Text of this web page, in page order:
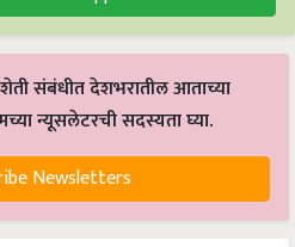
संबंधीत देशभरातील आताच्या
न्यूसलेटरची सदस्यता घ्या.
Newsletters